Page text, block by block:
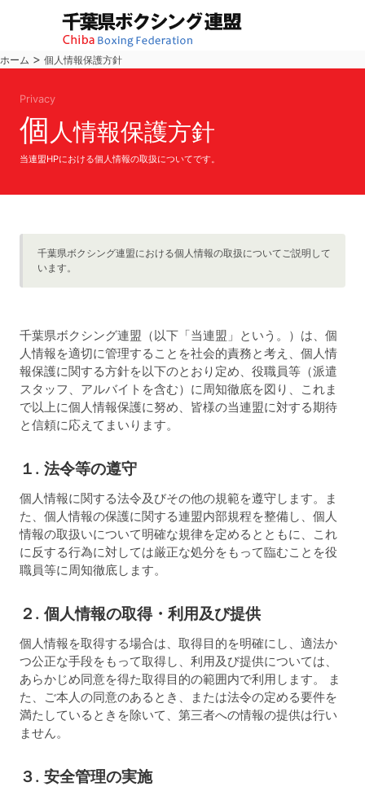
ホーム > 個人情報保護方針
Privacy
個 人情報保護方針
当連盟HPにおける個人情報の取扱についてです。
千葉県ボクシング連盟における個人情報の取扱についてご説明して
います。
千葉県ボクシング連盟（以下「当連盟」という。）は、個
人情報を適切に管理することを社会的責務と考え、個人情
報保護に関する方針を以下のとおり定め、役職員等（派遣
スタッフ、アルバイトを含む）に周知徹底を図り、これま
で以上に個人情報保護に努め、皆様の当連盟に対する期待
と信頼に応えてまいります。
１. 法令等の遵守
個人情報に関する法令及びその他の規範を遵守します。ま
た、個人情報の保護に関する連盟内部規程を整備し、個人
情報の取扱いについて明確な規律を定めるとともに、これ
に反する行為に対しては厳正な処分をもって臨むことを役
職員等に周知徹底します。
２. 個人情報の取得・利用及び提供
個人情報を取得する場合は、取得目的を明確にし、適法か
つ公正な手段をもって取得し、利用及び提供については、
あらかじめ同意を得た取得目的の範囲内で利用します。 ま
た、ご本人の同意のあるとき、または法令の定める要件を
満たしているときを除いて、第三者への情報の提供は行い
ません。
３. 安全管理の実施